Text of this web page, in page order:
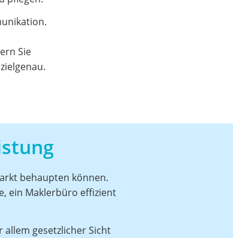
Sie
behaupten können.
ein Maklerbüro effizient
allem gesetzlicher Sicht